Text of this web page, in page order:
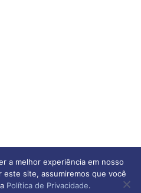
a melhor experiência em nosso
este site, assumiremos que você
Política de Privacidade.